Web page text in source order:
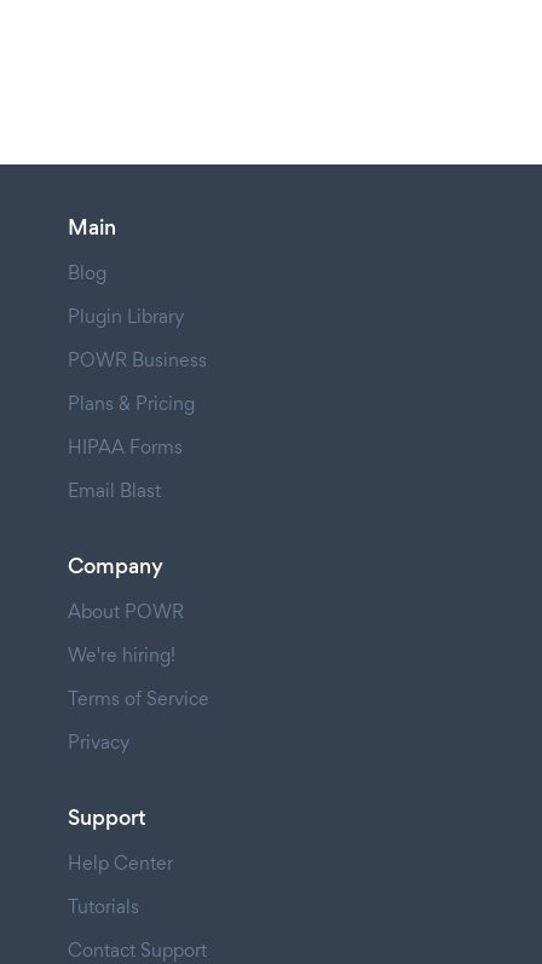
Main
Blog
Plugin Library
POWR Business
Plans & Pricing
HIPAA Forms
Email Blast
Company
About POWR
We're hiring!
Terms of Service
Privacy
Support
Help Center
Tutorials
Contact Support